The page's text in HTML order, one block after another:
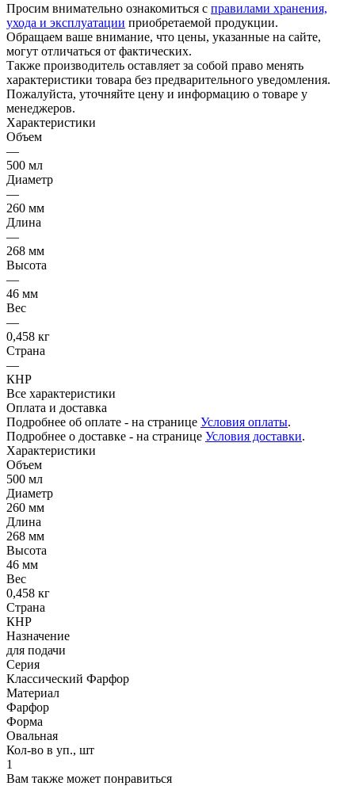
Просим внимательно ознакомиться с правилами хранения,
ухода и эксплуатации приобретаемой продукции.
Обращаем ваше внимание, что цены, указанные на сайте,
могут отличаться от фактических.
Также производитель оставляет за собой право менять
характеристики товара без предварительного уведомления.
Пожалуйста, уточняйте цену и информацию о товаре у
менеджеров.
Характеристики
Объем
—
500 мл
Диаметр
—
260 мм
Длина
—
268 мм
Высота
—
46 мм
Вес
—
0,458 кг
Страна
—
КНР
Все характеристики
Оплата и доставка
Подробнее об оплате - на странице Условия оплаты.
Подробнее о доставке - на странице Условия доставки.
Характеристики
Объем
500 мл
Диаметр
260 мм
Длина
268 мм
Высота
46 мм
Вес
0,458 кг
Страна
КНР
Назначение
для подачи
Серия
Классический Фарфор
Материал
Фарфор
Форма
Овальная
Кол-во в уп., шт
1
Вам также может понравиться